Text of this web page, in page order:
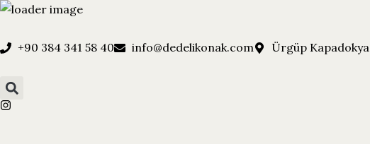
+90 384 341 58 40 info@dedelikonak.com Ürgüp Kapadokya